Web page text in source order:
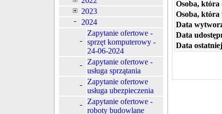
2023
2024
Zapytanie ofertowe -
sprzęt komputerowy -
24-06-2024
Zapytanie ofertowe -
usługa sprzątania
Zapytanie ofertowe
usługa ubezpieczenia
Zapytanie ofertowe -
roboty budowlane
Osoba, która
Osoba, która
Data
Data
Data